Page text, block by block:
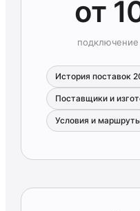
от
История поставок
Поставщики и
Условия и